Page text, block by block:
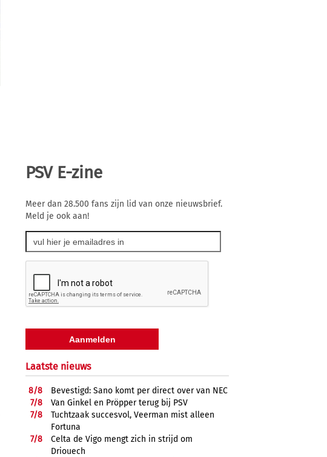
PSV E-zine
Meer dan 28.500 fans zijn lid van onze nieuwsbrief.
Meld je ook aan!
Laatste nieuws
8/8
Bevestigd: Sano komt per direct over van NEC
7/8
Van Ginkel en Pröpper terug bij PSV
7/8
Tuchtzaak succesvol, Veerman mist alleen
Fortuna
7/8
Celta de Vigo mengt zich in strijd om
Driouech